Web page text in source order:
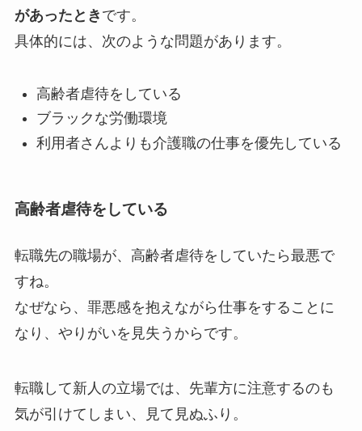
があったとき です。
具体的には、次のような問題があります。
高齢者虐待をしている
ブラックな労働環境
利用者さんよりも介護職の仕事を優先している
高齢者虐待をしている
転職先の職場が、高齢者虐待をしていたら最悪で
すね。
なぜなら、罪悪感を抱えながら仕事をすることに
なり、やりがいを見失うからです。
転職して新人の立場では、先輩方に注意するのも
気が引けてしまい、見て見ぬふり。